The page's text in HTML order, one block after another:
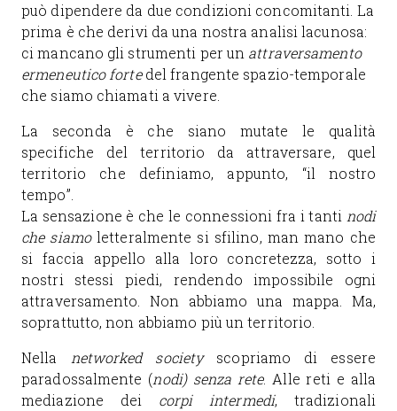
può dipendere da due condizioni concomitanti. La
prima è che derivi da una nostra analisi lacunosa:
ci mancano gli strumenti per un attraversamento
ermeneutico fortedel frangente spazio-temporale
che siamo chiamati a vivere.
La seconda è che siano mutate le qualità
specifiche del territorio da attraversare, quel
territorio che definiamo, appunto, “il nostro
tempo”.
La sensazione è che le connessioni fra i tanti nodi
che siamoletteralmente si sfilino, man mano che
si faccia appello alla loro concretezza, sotto i
nostri stessi piedi, rendendo impossibile ogni
attraversamento. Non abbiamo una mappa. Ma,
soprattutto, non abbiamo più un territorio.
Nella
networked societyscopriamo di essere
paradossalmente (nodi) senza rete. Alle reti e alla
mediazione dei corpi intermedi, tradizionali